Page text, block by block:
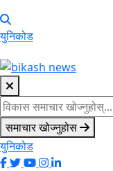
युनिकोड
समाचार खोज्नुहोस
युनिकोड